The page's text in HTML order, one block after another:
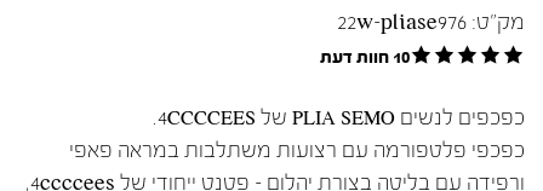
מק"ט: 22w-pliase976
10 חוות דעת
כפכפים לנשים PLIA SEMO של 4CCCCEES.
כפכפי פלטפורמה עם רצועות משתלבות במראה פאפי
ורפידה עם בליטה בצורת יהלום – פטנט ייחודי של 4ccccees,